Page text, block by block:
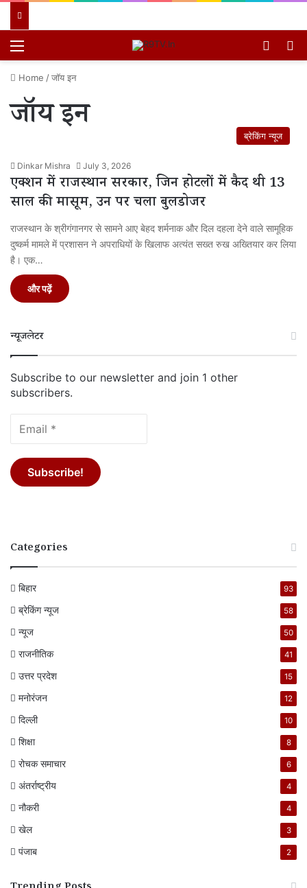
Home /जॉय इन
जॉय इन ब्रेकिंग न्यूज
Dinkar Mishra July 3, 2026
एक्शन में राजस्थान सरकार, जिन होटलों में कैद थी 13
साल की मासूम, उन पर चला बुलडोजर
राजस्थान के श्रीगंगानगर से सामने आए बेहद शर्मनाक और दिल दहला देने वाले सामूहिक
दुष्कर्म मामले में प्रशासन ने अपराधियों के खिलाफ अत्यंत सख्त रुख अख्तियार कर लिया
है। एक…
और पढ़ें
न्यूजलेटर
Subscribe to our newsletter and join 1 other
subscribers.
Categories
बिहार 93
ब्रेकिंग न्यूज 58
न्यूज 50
राजनीतिक 41
उत्तर प्रदेश 15
मनोरंजन 12
दिल्ली 10
शिक्षा 8
रोचक समाचार 6
अंतर्राष्ट्रीय 4
नौकरी 4
खेल 3
पंजाब 2